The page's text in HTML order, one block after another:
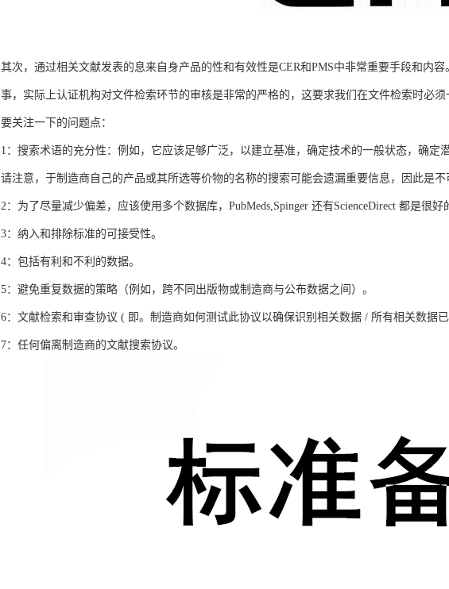
其次，通过相关文献发表的息来自身产品的性和有效性是CER和PMS中非常重要手段和内
事，实际上认证机构对文件检索环节的审核是非常的严格的，这要求我们在文件检索时必
要关注一下的问题点：
1：搜索术语的充分性：例如，它应该足够广泛，以建立基准，确定技术的一般状态，确
请注意，于制造商自己的产品或其所选等价物的名称的搜索可能会遗漏重要信息，因此是不
2：为了尽量减少偏差，应该使用多个数据库，PubMeds,Spinger 还有ScienceDirect 都是很好
3：纳入和排除标准的可接受性。
4：包括有利和不利的数据。
5：避免重复数据的策略（例如，跨不同出版物或制造商与公布数据之间）。
6：文献检索和审查协议 ( 即。制造商如何测试此协议以确保识别相关数据 / 所有相关数据
7：任何偏离制造商的文献搜索协议。